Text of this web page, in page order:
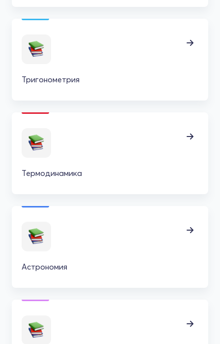
Тригонометрия
Термодинамика
Астрономия